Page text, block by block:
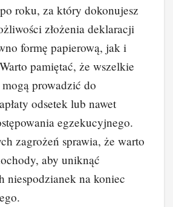
roku, za który dokonujesz
złożenia deklaracji
formę papierową, jak i
pamiętać, że wszelkie
prowadzić do
odsetek lub nawet
egzekucyjnego.
zagrożeń sprawia, że warto
aby uniknąć
niespodzianek na koniec